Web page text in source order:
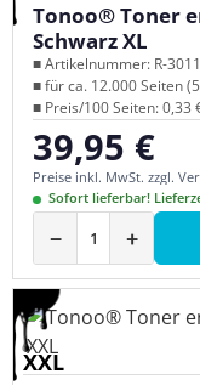
Tonoo® Toner
Schwarz XL
■ Artikelnummer: R-
■ für ca. 12.000 Seiten
■ Preis/100 Seiten: 0,33
Regulärer Preis:
39,95 €
Preise inkl. MwSt. zzgl.
Sofort lieferbar!
− +
XXL